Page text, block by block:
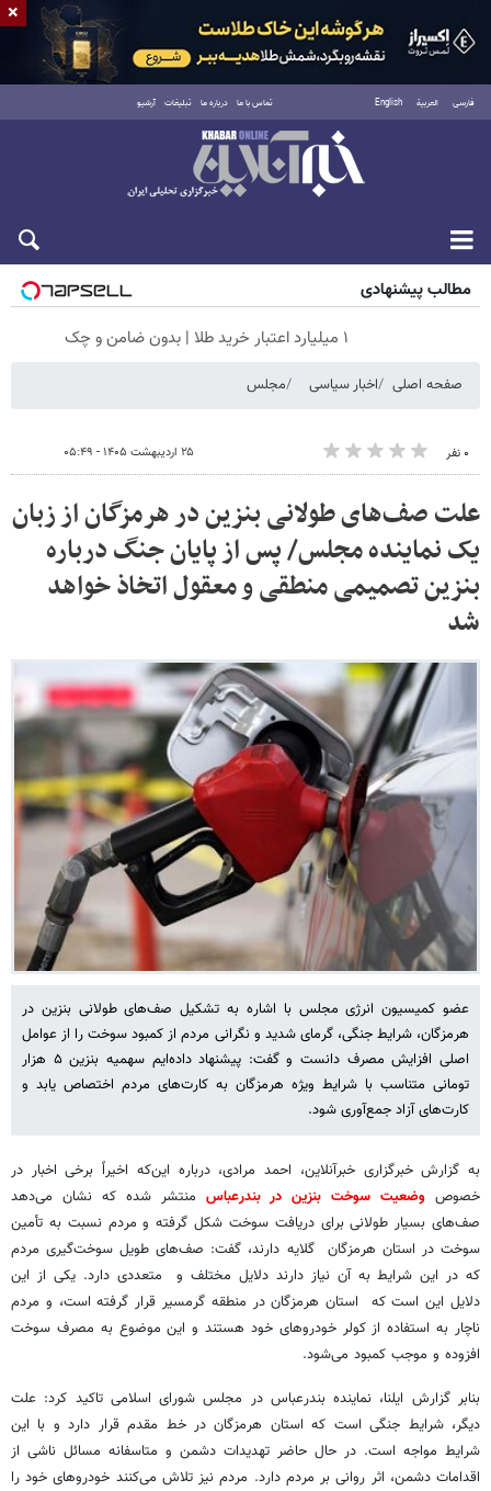
فارسی العربية English تماس با ما درباره ما تبلیغات آرشیو
جمعه ۱۶ مرداد ۱۴۰۵
مطالب پیشنهادی
۱ میلیارد اعتبار خرید طلا | بدون ضامن و چک
صفحه اصلی اخبار سیاسی مجلس
۰ نفر ۲۵ اردیبهشت ۱۴۰۵ - ۰۵:۴۹
علت صف‌های طولانی بنزین در هرمزگان از زبان
یک نماینده مجلس/ پس از پایان جنگ درباره
بنزین تصمیمی منطقی و معقول اتخاذ خواهد
شد
عضو کمیسیون انرژی مجلس با اشاره به تشکیل صف‌های طولانی بنزین در
هرمزگان، شرایط جنگی، گرمای شدید و نگرانی مردم از کمبود سوخت را از عوامل
اصلی افزایش مصرف دانست و گفت: پیشنهاد داده‌ایم سهمیه بنزین ۵ هزار
تومانی متناسب با شرایط ویژه هرمزگان به کارت‌های مردم اختصاص یابد و
کارت‌های آزاد جمع‌آوری شود.
به گزارش خبرگزاری خبرآنلاین، احمد مرادی، درباره این‌که اخیراً برخی اخبار در
خصوص وضعیت سوخت بنزین در بندرعباس منتشر شده که نشان می‌دهد
صف‌های بسیار طولانی برای دریافت سوخت شکل گرفته و مردم نسبت به تأمین
سوخت در استان هرمزگان گلایه دارند، گفت: صف‌های طویل سوخت‌گیری مردم
که در این شرایط به آن نیاز دارند دلایل مختلف و متعددی دارد. یکی از این
دلایل این است که استان هرمزگان در منطقه گرمسیر قرار گرفته است، و مردم
ناچار به استفاده از کولر خودروهای خود هستند و این موضوع به مصرف سوخت
افزوده و موجب کمبود می‌شود.
بنابر گزارش ایلنا، نماینده بندرعباس در مجلس شورای اسلامی تاکید کرد: علت
دیگر، شرایط جنگی است که استان هرمزگان در خط مقدم قرار دارد و با این
شرایط مواجه است. در حال حاضر تهدیدات دشمن و متاسفانه مسائل ناشی از
اقدامات دشمن، اثر روانی بر مردم دارد. مردم نیز تلاش می‌کنند خودروهای خود را
×